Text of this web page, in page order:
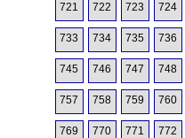
721 722 723 724
733 734 735 736
745 746 747 748
757 758 759 760
769 770 771 772